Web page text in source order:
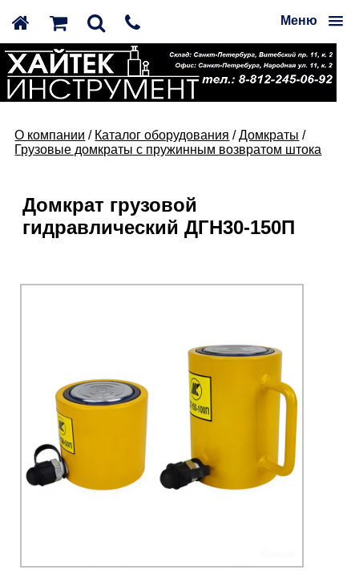
Меню
О компании / Каталог оборудования /Домкраты /
Грузовые домкраты с пружинным возвратом штока
Домкрат грузовой
гидравлический ДГН30-150П